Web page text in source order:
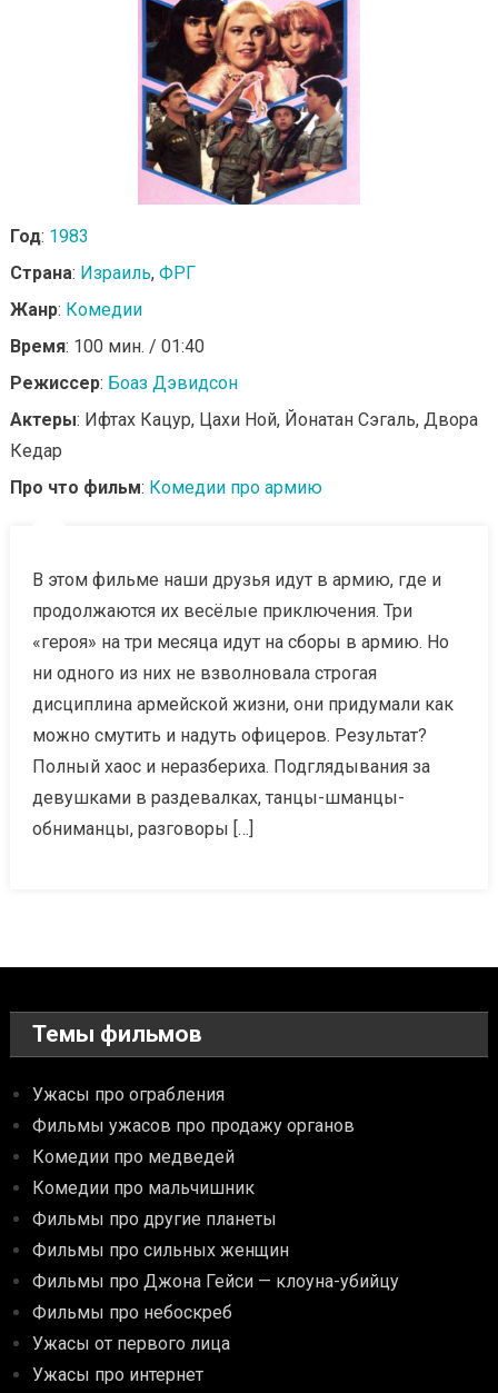
Год: 1983
Страна: Израиль, ФРГ
Жанр: Комедии
Время: 100 мин. / 01:40
Режиссер: Боаз Дэвидсон
Актеры: Ифтах Кацур, Цахи Ной, Йонатан Сэгаль, Двора
Кедар
Про что фильм: Комедии про армию
В этом фильме наши друзья идут в армию, где и
продолжаются их весёлые приключения. Три
«героя» на три месяца идут на сборы в армию. Но
ни одного из них не взволновала строгая
дисциплина армейской жизни, они придумали как
можно смутить и надуть офицеров. Результат?
Полный хаос и неразбериха. Подглядывания за
девушками в раздевалках, танцы-шманцы-
обниманцы, разговоры […]
Темы фильмов
Ужасы про ограбления
Фильмы ужасов про продажу органов
Комедии про медведей
Комедии про мальчишник
Фильмы про другие планеты
Фильмы про сильных женщин
Фильмы про Джона Гейси — клоуна-убийцу
Фильмы про небоскреб
Ужасы от первого лица
Ужасы про интернет